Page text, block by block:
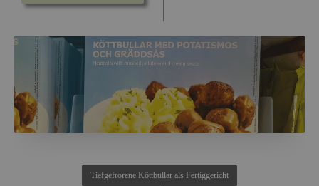
Tief­ge­fro­re­ne Kött­bull­ar als Fer­tig­ge­richt